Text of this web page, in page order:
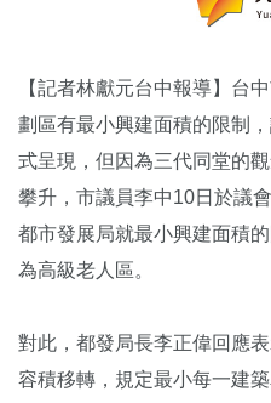
【記者林獻元台中報導】台
劃區有最小興建面積的限制
式呈現，但因為三代同堂的
攀升，市議員李中10日於議
都市發展局就最小興建面積
為高級老人區。
對此，都發局長李正偉回應
容積移轉，規定最小每一建